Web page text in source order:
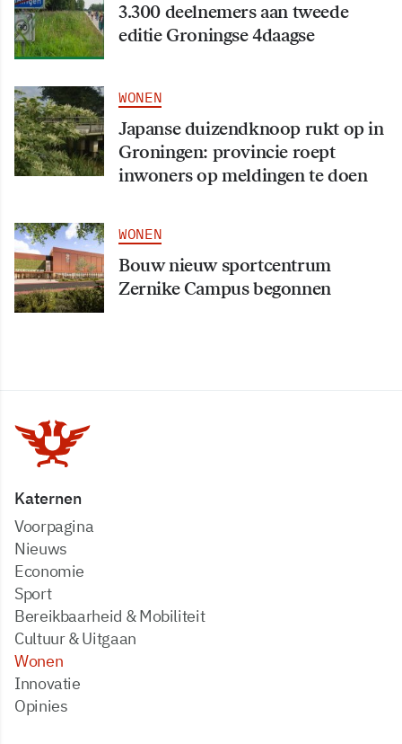
3.300 deelnemers aan tweede
editie Groningse 4daagse
WONEN
Japanse duizendknoop rukt op in
Groningen: provincie roept
inwoners op meldingen te doen
WONEN
Bouw nieuw sportcentrum
Zernike Campus begonnen
Katernen
Voorpagina
Nieuws
Economie
Sport
Bereikbaarheid & Mobiliteit
Cultuur & Uitgaan
Wonen
Innovatie
Opinies